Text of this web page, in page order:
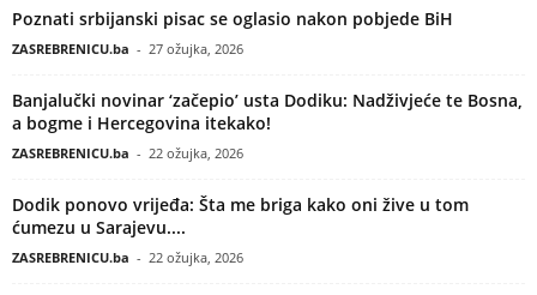
Poznati srbijanski pisac se oglasio nakon pobjede BiH
ZASREBRENICU.ba - 27 ožujka, 2026
Banjalučki novinar ‘začepio’ usta Dodiku: Nadživjeće te Bosna,
a bogme i Hercegovina itekako!
ZASREBRENICU.ba - 22 ožujka, 2026
Dodik ponovo vrijeđa: Šta me briga kako oni žive u tom
ćumezu u Sarajevu....
ZASREBRENICU.ba - 22 ožujka, 2026